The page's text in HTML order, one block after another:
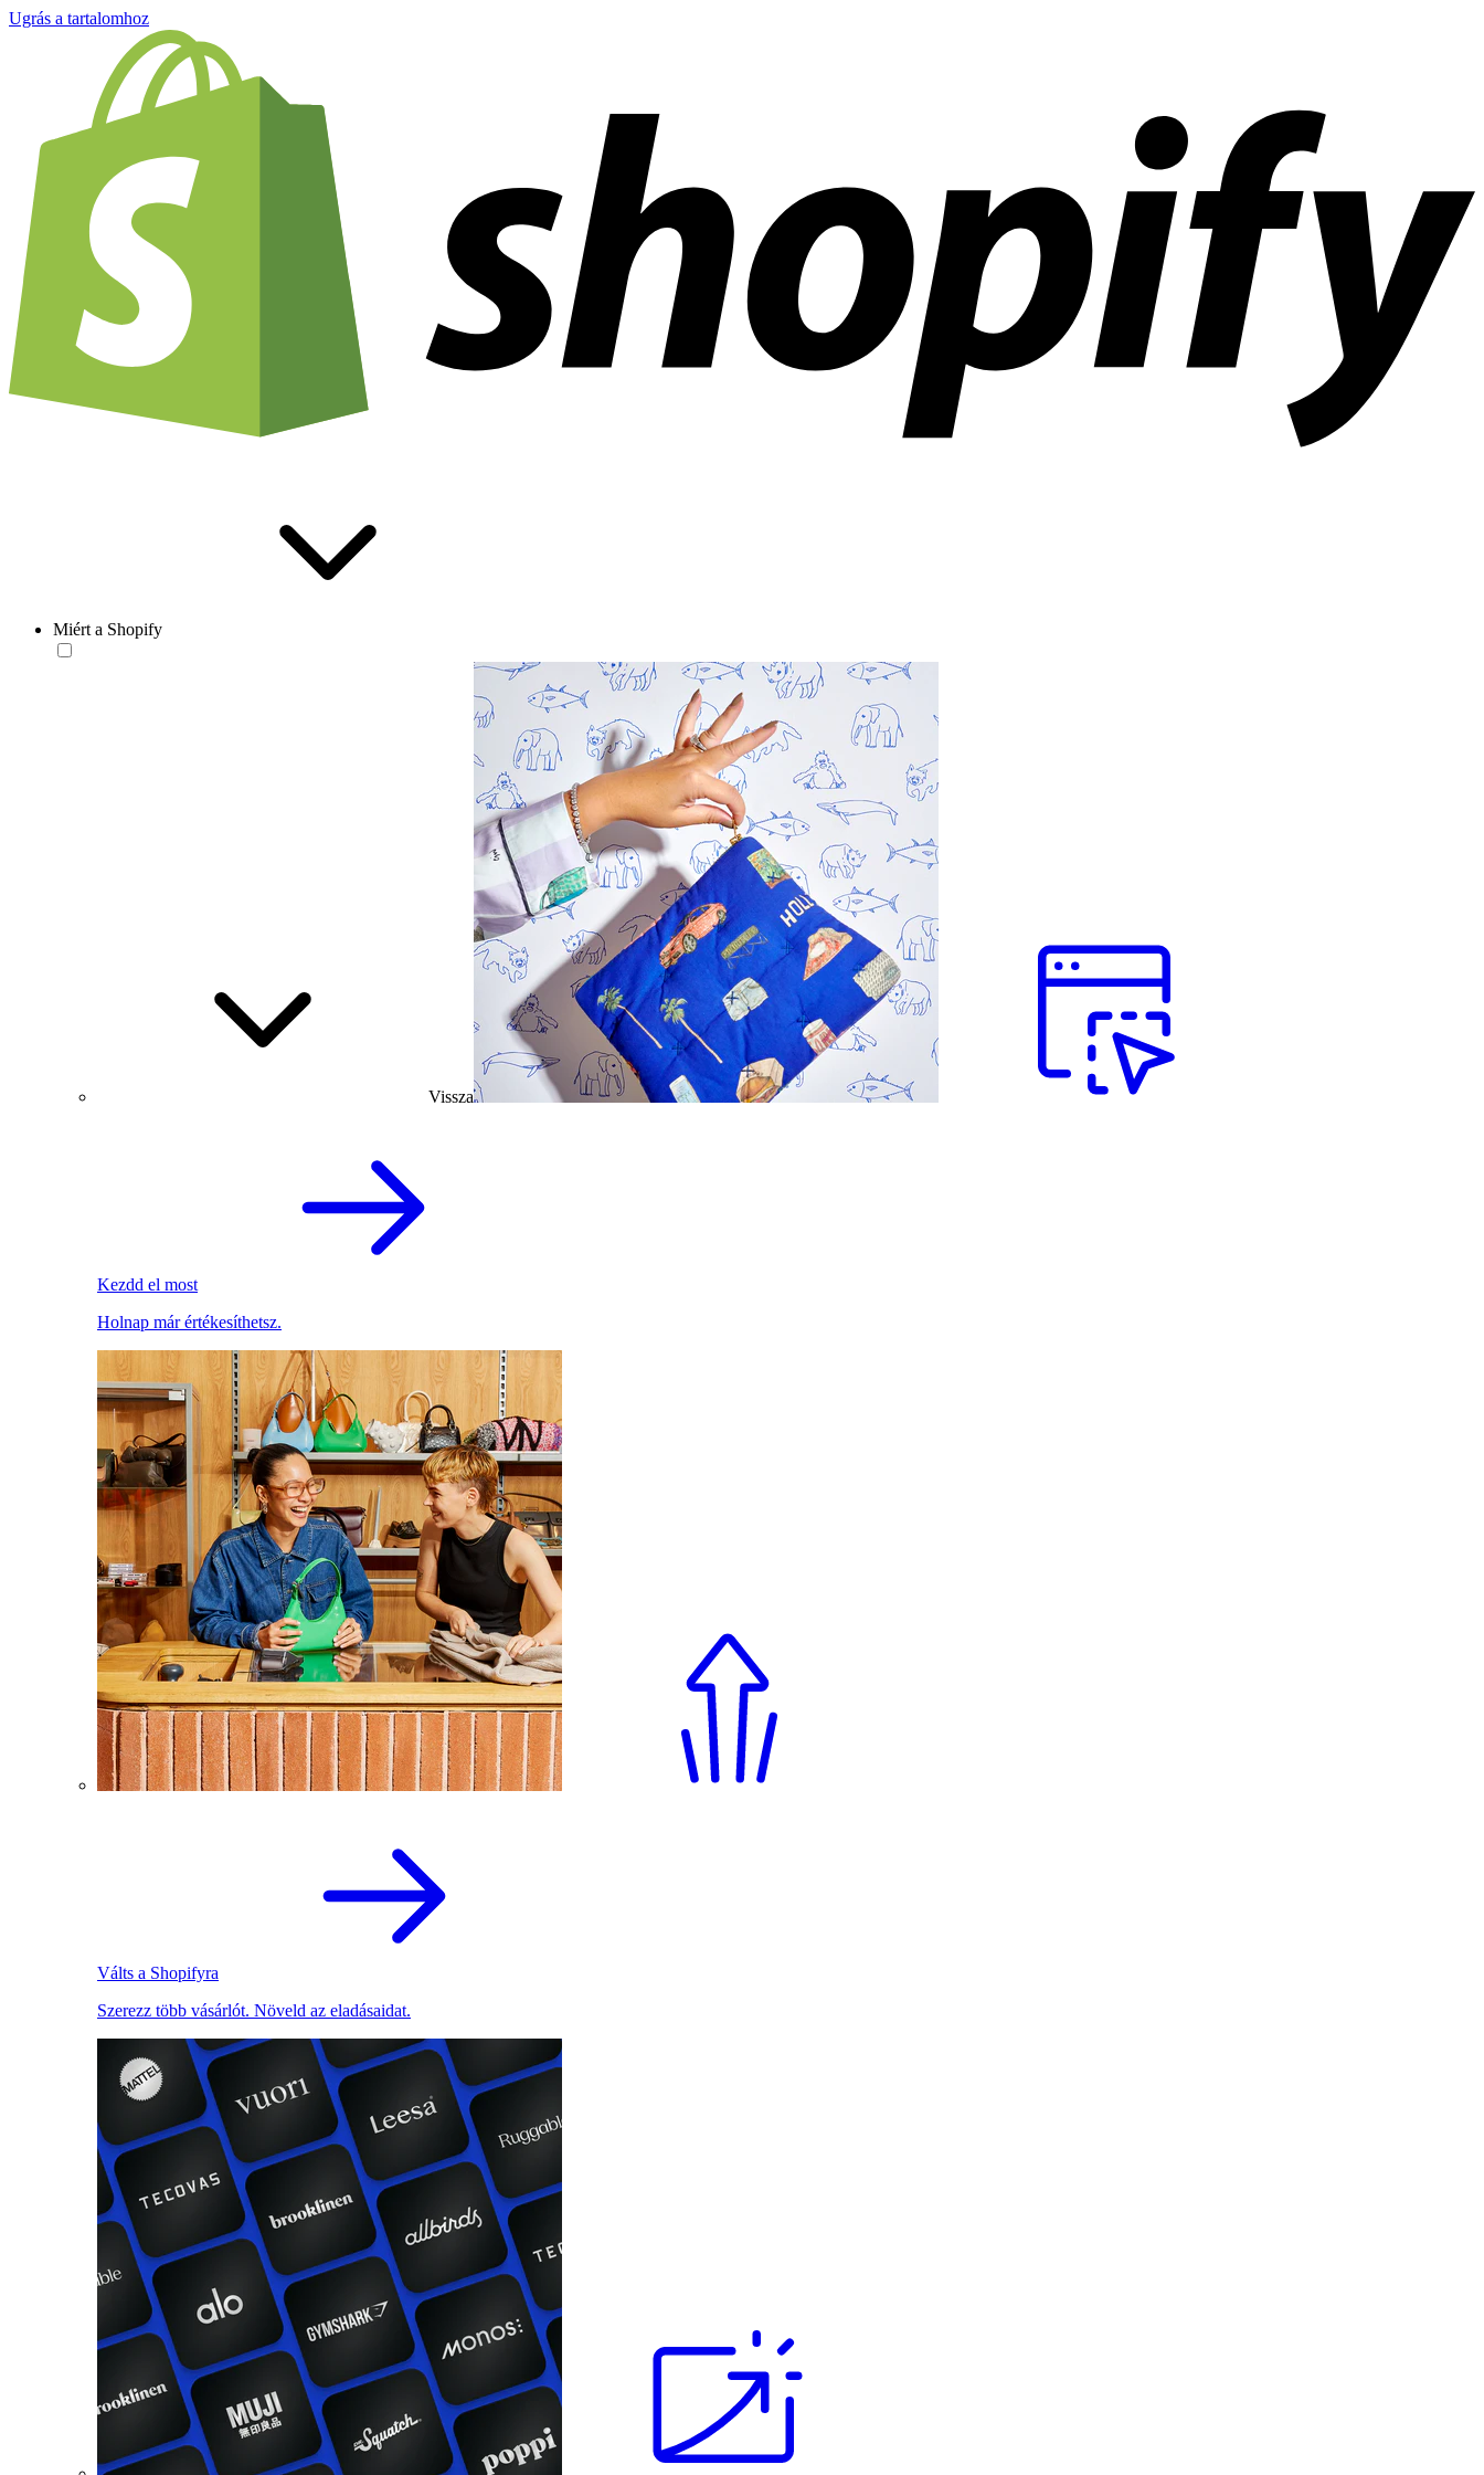
Ugrás a tartalomhoz
Miért a Shopify
Vissza
Kezdd el most
Holnap már értékesíthetsz.
Válts a Shopifyra
Szerezz több vásárlót. Növeld az eladásaidat.